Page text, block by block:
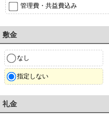
管理費・共益費込み
敷金
なし
指定しない
礼金